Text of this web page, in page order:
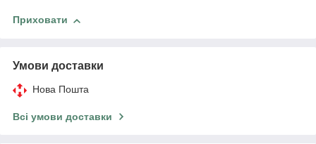
Приховати
Умови доставки
Нова Пошта
Всі умови доставки